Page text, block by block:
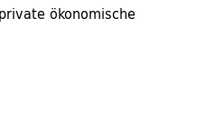
ökonomische